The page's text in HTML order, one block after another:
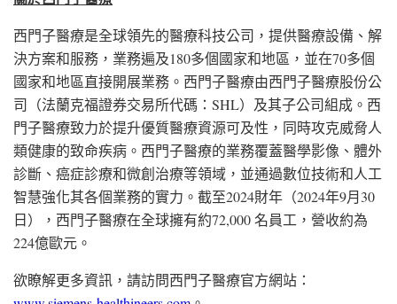
西門子醫療是全球領先的醫療科技公司，提供醫療設備、解
決方案和服務，業務遍及180多個國家和地區，並在70多個
國家和地區直接開展業務。西門子醫療由西門子醫療股份公
司（法蘭克福證券交易所代碼：SHL）及其子公司組成。西
門子醫療致力於提升優質醫療資源可及性，同時攻克威脅人
類健康的致命疾病。西門子醫療的業務覆蓋醫學影像、體外
診斷、癌症診療和微創治療等領域，並通過數位技術和人工
智慧強化其各個業務的實力。截至2024財年（2024年9月30
日），西門子醫療在全球擁有約72,000 名員工，營收約為
224億歐元。
欲瞭解更多資訊，請訪問西門子醫療官方網站：